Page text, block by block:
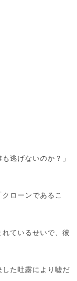
逃げないのか？」
ローンであるこ
れているせいで、彼
た吐露により嘘だ